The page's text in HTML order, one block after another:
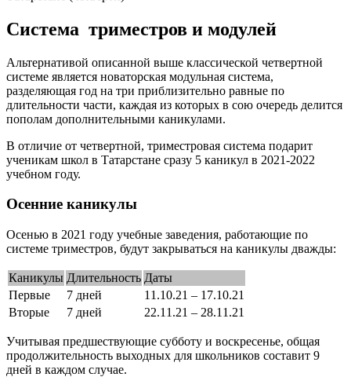
Система триместров и модулей
Альтернативой описанной выше классической четвертной
системе является новаторская модульная система,
разделяющая год на три приблизительно равные по
длительности части, каждая из которых в сою очередь делится
пополам дополнительными каникулами.
В отличие от четвертной, триместровая система подарит
ученикам школ в Татарстане сразу 5 каникул в 2021-2022
учебном году.
Осенние каникулы
Осенью в 2021 году учебные заведения, работающие по
системе триместров, будут закрываться на каникулы дважды:
Каникулы Длительность Даты
Первые
7 дней
11.10.21 – 17.10.21
Вторые
7 дней 22.11.21 – 28.11.21
Учитывая предшествующие субботу и воскресенье, общая
продолжительность выходных для школьников составит 9
дней в каждом случае.